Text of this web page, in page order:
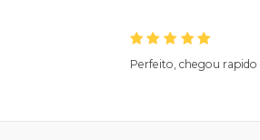
Perfeito, chegou